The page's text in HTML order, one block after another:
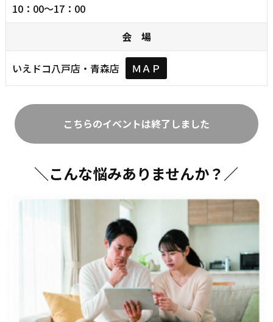
10：00～17：00
会 場
いえドコ八戸店・青森店 ＭＡＰ
こちらのイベントは終了しました
＼こんな悩みありませんか？／